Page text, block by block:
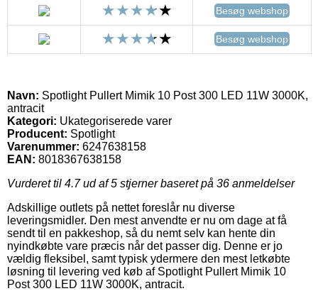
Besøg webshop
Besøg webshop
Navn: Spotlight Pullert Mimik 10 Post 300 LED 11W 3000K,
antracit
Kategori: Ukategoriserede varer
Producent: Spotlight
Varenummer: 6247638158
EAN: 8018367638158
Vurderet til 4.7ud af 5 stjerner baseret på 36 anmeldelser
Adskillige outlets på nettet foreslår nu diverse
leveringsmidler. Den mest anvendte er nu om dage at få
sendt til en pakkeshop, så du nemt selv kan hente din
nyindkøbte vare præcis når det passer dig. Denne er jo
vældig fleksibel, samt typisk ydermere den mest letkøbte
løsning til levering ved køb af Spotlight Pullert Mimik 10
Post 300 LED 11W 3000K, antracit.